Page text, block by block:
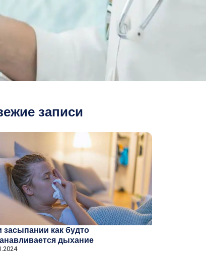
записи
засыпании как будто
дыхание